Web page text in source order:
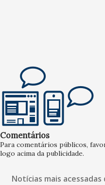
Comentários
Para comentários públicos,
logo acima da publicidade.
Notícias mais acessadas